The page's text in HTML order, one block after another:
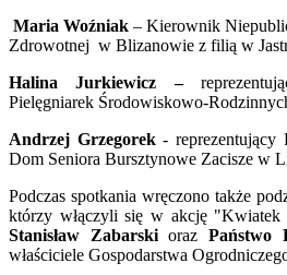
Maria Woźniak – Kierownik
Zdrowotnej w Blizanowie z filią w
Halina Jurkiewicz –
Pielęgniarek Środowiskowo-
Andrzej Grzegorek- reprezentujący
Dom Seniora Bursztynowe Zacisze w
Podczas spotkania wręczono także
którzy włączyli się w akcję
Stanisław ZabarskiorazPaństwo
właściciele Gospodarstwa